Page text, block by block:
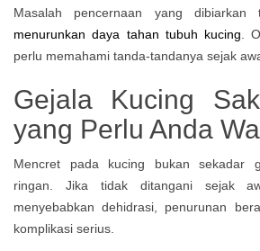
Masalah pencernaan yang dibiarkan
menurunkan daya tahan tubuh kucing.
perlu memahami tanda-tandanya sejak
Gejala Kucing
yang Perlu Anda
Mencret pada kucing bukan sekadar
ringan. Jika tidak ditangani sejak
menyebabkan dehidrasi, penurunan
komplikasi serius.